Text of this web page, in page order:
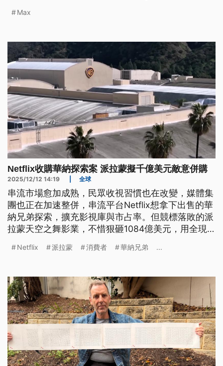
Max
Netflix收購華納探索案 派拉蒙擬千億美元敵意併購
2025/12/12 14:19 全球
串流市場愈加成熟，民眾收視習慣也在改變，媒體集
團也正在加速整併，串流平台Netflix想拿下出售的華
納兄弟探索，擴充影視庫與市占率。但競標落敗的派
拉蒙天空之舞影業，不惜狠砸1084億美元，用全現
手有壟斷的嫌疑。另一方面，電影工會團體、戲院聯
Netflix 派拉蒙 消費者 華納兄弟 ...